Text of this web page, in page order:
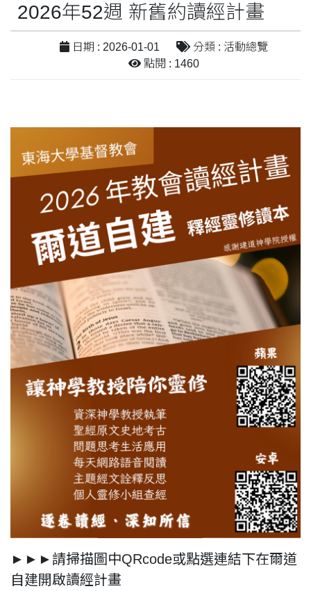
2026年52週 新舊約讀經計畫
日期 : 2026-01-01
分類 : 活動總覽
點閱 : 1460
►►►請掃描圖中QRcode或點選連結下在爾道
自建開啟讀經計畫